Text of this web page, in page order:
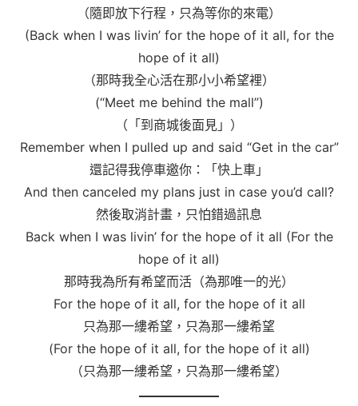
（隨即放下行程，只為等你的來電）
(Back when I was livin’ for the hope of it all, for the
hope of it all)
（那時我全心活在那小小希望裡）
(“Meet me behind the mall”)
（「到商城後面見」）
Remember when I pulled up and said “Get in the car”
還記得我停車邀你：「快上車」
And then canceled my plans just in case you’d call?
然後取消計畫，只怕錯過訊息
Back when I was livin’ for the hope of it all (For the
hope of it all)
那時我為所有希望而活（為那唯一的光）
For the hope of it all, for the hope of it all
只為那一縷希望，只為那一縷希望
(For the hope of it all, for the hope of it all)
（只為那一縷希望，只為那一縷希望）